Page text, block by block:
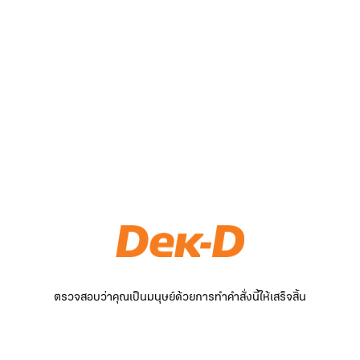
ตรวจสอบว่าคุณเป็นมนุษย์ด้วยการทำคำสั่งนี้ให้เสร็จสิ้น